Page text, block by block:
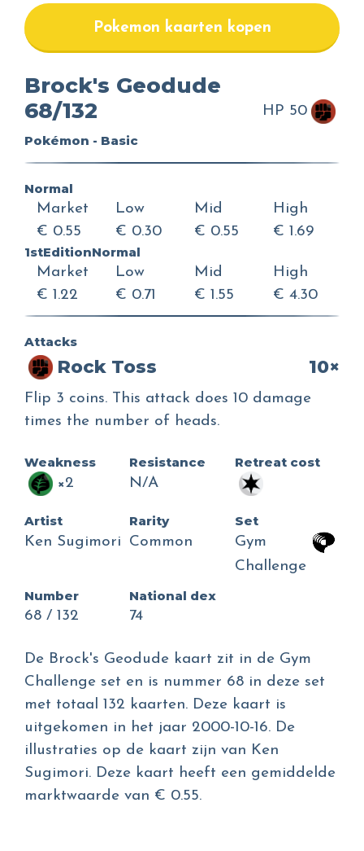
Pokemon kaarten kopen
Brock's Geodude
68/132
Pokémon - Basic
HP 50
Normal
Market
€ 0.55
Low
€ 0.30
Mid
€ 0.55
High
€ 1.69
1stEditionNormal
Market
€ 1.22
Low
€ 0.71
Mid
€ 1.55
High
€ 4.30
Attacks
Rock Toss 10×
Flip 3 coins. This attack does 10 damage
times the number of heads.
Weakness
×2
Resistance
N/A
Retreat cost
Artist
Ken Sugimori
Rarity
Common
Set
Gym
Challenge
Number
68 / 132
National dex
74
De Brock's Geodude kaart zit in de Gym
Challenge set en is nummer 68 in deze set
met totaal 132 kaarten. Deze kaart is
uitgekomen in het jaar 2000-10-16. De
illustraties op de kaart zijn van Ken
Sugimori. Deze kaart heeft een gemiddelde
marktwaarde van € 0.55.